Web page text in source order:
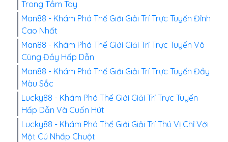
Trong Tầm Tay
Man88 - Khám Phá Thế Giới Giải Trí Trực Tuyến Đỉnh
Cao Nhất
Man88 - Khám Phá Thế Giới Giải Trí Trực Tuyến Vô
Cùng Đầy Hấp Dẫn
Man88 - Khám Phá Thế Giới Giải Trí Trực Tuyến Đầy
Màu Sắc
Lucky88 - Khám Phá Thế Giới Giải Trí Trực Tuyến
Hấp Dẫn Và Cuốn Hút
Lucky88 - Khám Phá Thế Giới Giải Trí Thú Vị Chỉ Với
Một Cú Nhấp Chuột